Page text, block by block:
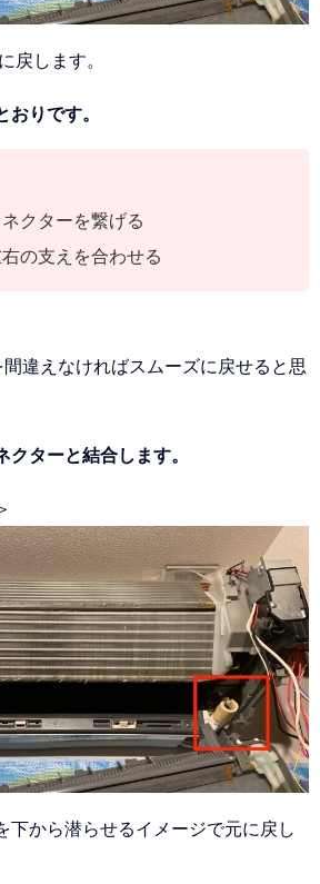
戻します。
おりです。
クターを繋げる
の支えを合わせる
違えなければスムーズに戻せると思
ターと結合します。
下から潜らせるイメージで元に戻し